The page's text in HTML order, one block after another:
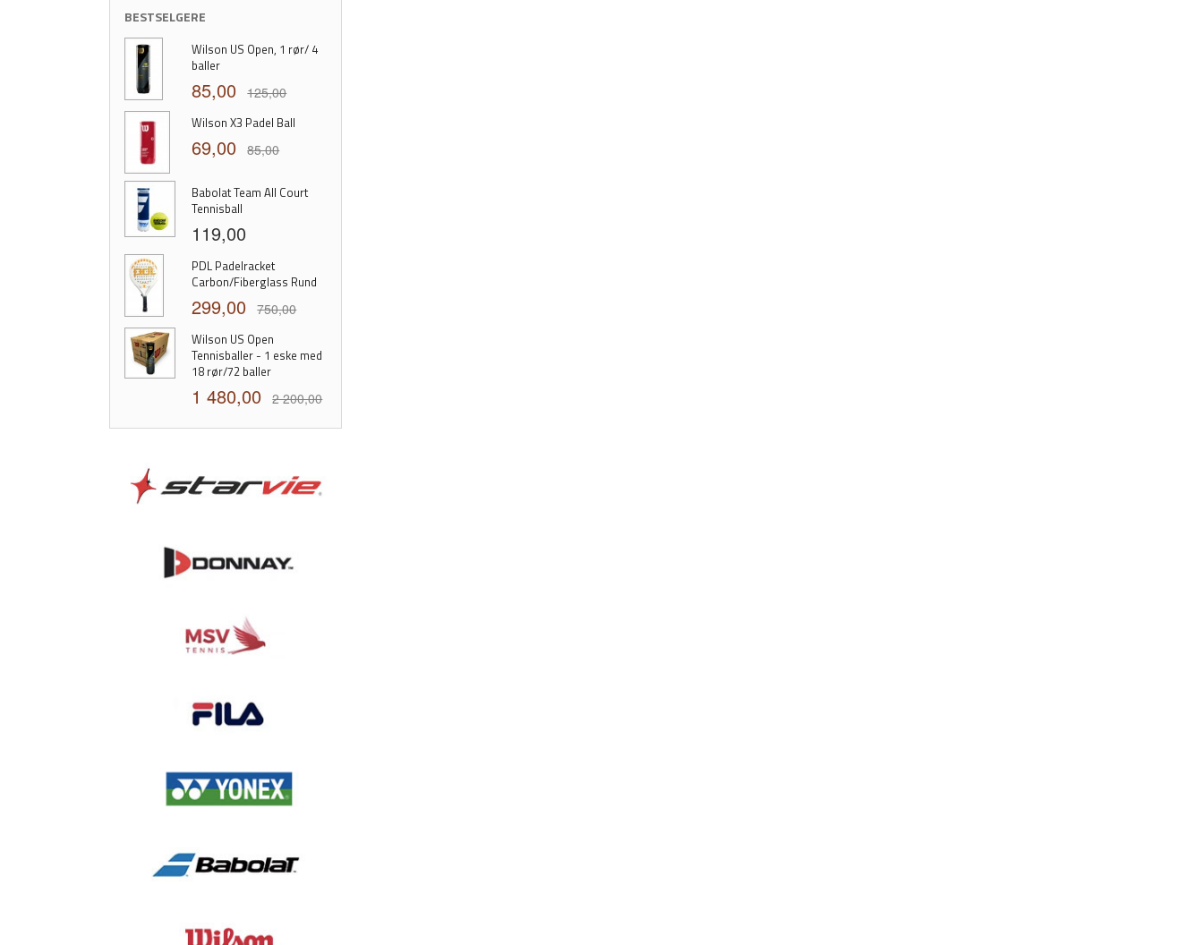
BESTSELGERE
Wilson US Open, 1 rør/ 4
baller
85,00
125,00
Wilson X3 Padel Ball
69,00 85,00
Babolat Team All Court
Tennisball
119,00
PDL Padelracket
Carbon/Fiberglass Rund
299,00
750,00
Wilson US Open
Tennisballer - 1 eske med
18 rør/72 baller
1 480,00 2 200,00